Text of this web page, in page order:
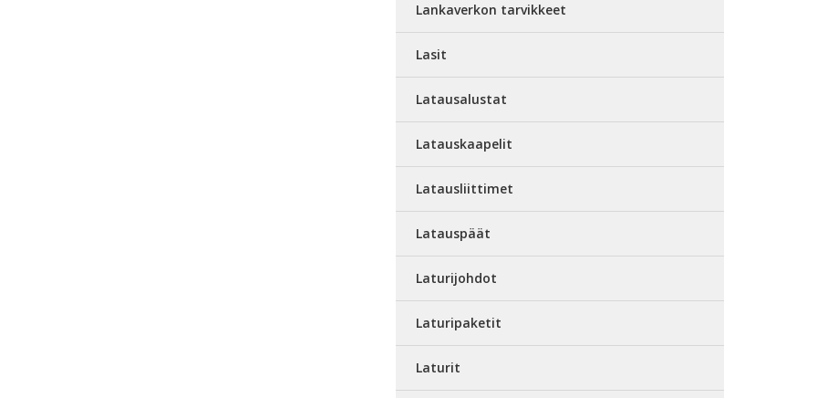
Lankaverkon tarvikkeet
Lasit
Latausalustat
Latauskaapelit
Latausliittimet
Latauspäät
Laturijohdot
Laturipaketit
Laturit